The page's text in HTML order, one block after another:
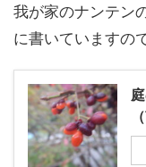
我が家のナンテン
に書いていますの